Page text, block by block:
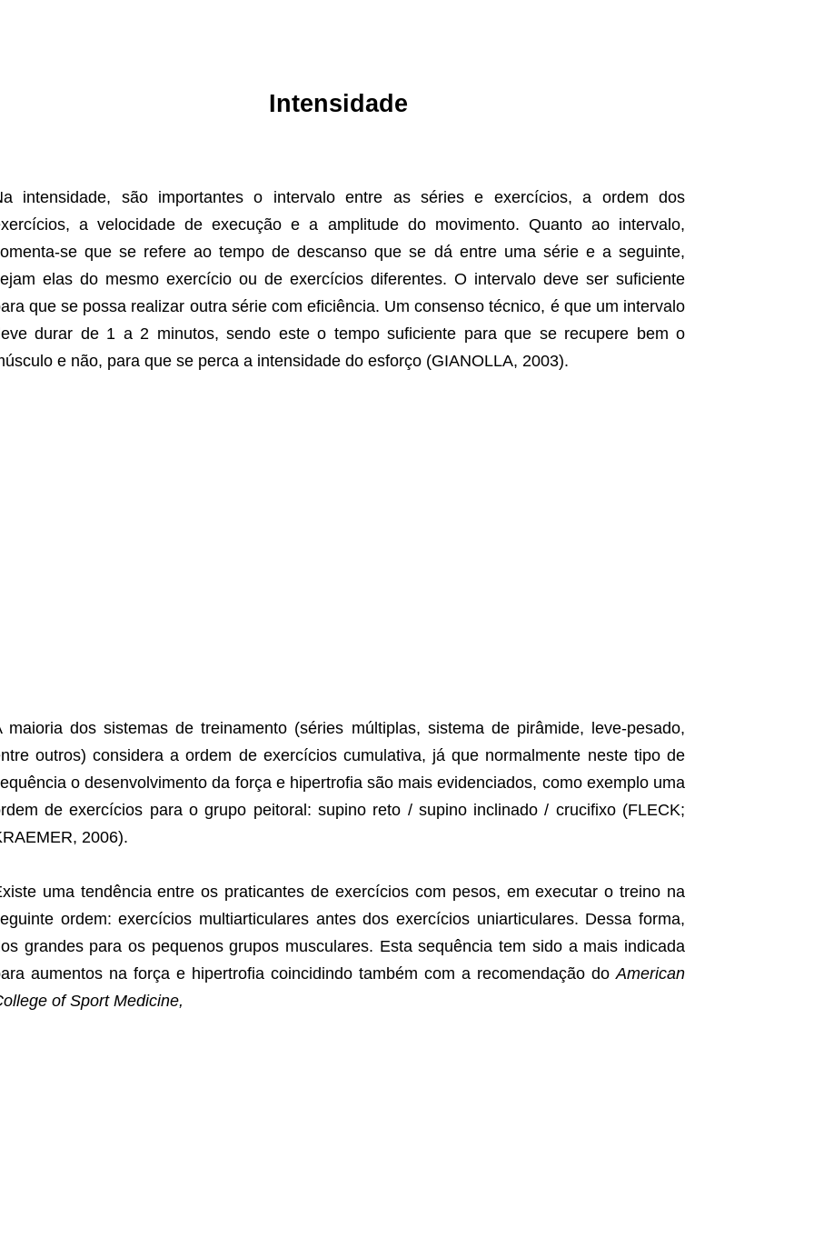
Intensidade
intensidade, são importantes o intervalo entre as séries e exercícios, a ordem dos
a velocidade de execução e a amplitude do movimento. Quanto ao intervalo,
se que se refere ao tempo de descanso que se dá entre uma série e a seguinte,
elas do mesmo exercício ou de exercícios diferentes. O intervalo deve ser suficiente
que se possa realizar outra série com eficiência. Um consenso técnico, é que um intervalo
durar de 1 a 2 minutos, sendo este o tempo suficiente para que se recupere bem o
e não, para que se perca a intensidade do esforço (GIANOLLA, 2003).
maioria dos sistemas de treinamento (séries múltiplas, sistema de pirâmide, leve-pesado,
outros) considera a ordem de exercícios cumulativa, já que normalmente neste tipo de
o desenvolvimento da força e hipertrofia são mais evidenciados, como exemplo uma
de exercícios para o grupo peitoral: supino reto / supino inclinado / crucifixo (FLECK;
2006).
uma tendência entre os praticantes de exercícios com pesos, em executar o treino na
ordem: exercícios multiarticulares antes dos exercícios uniarticulares. Dessa forma,
grandes para os pequenos grupos musculares. Esta sequência tem sido a mais indicada
aumentos na força e hipertrofia coincidindo também com a recomendação doAmerican
of Sport Medicine,